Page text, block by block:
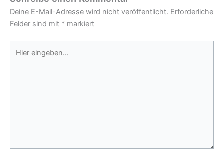
Deine E-Mail-Adresse wird nicht veröffentlicht. Erforderliche
Felder sind mit * markiert
eingeben…